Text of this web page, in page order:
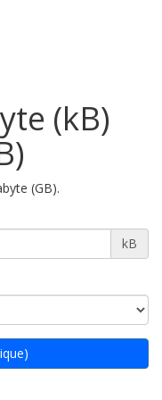
(kB)
(GB).
kB